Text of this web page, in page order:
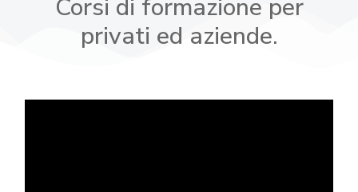
Corsi di formazione per
privati ed aziende.